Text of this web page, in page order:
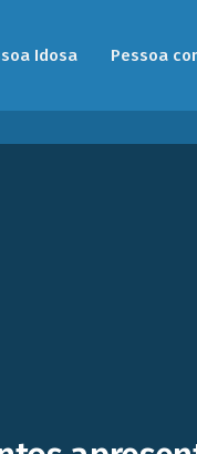
Idosa Pessoa